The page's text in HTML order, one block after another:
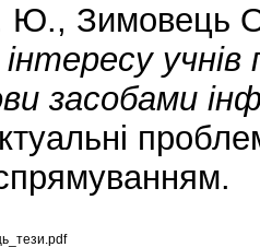
Ю., Зимовець
інтересу
засобами